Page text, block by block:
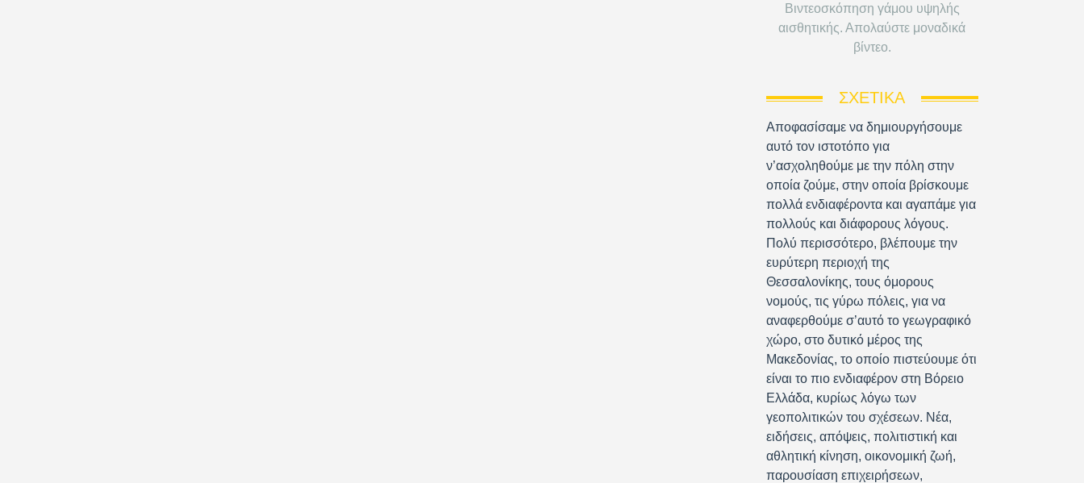
Βιντεοσκόπηση γάμου υψηλής
αισθητικής. Απολαύστε μοναδικά
βίντεο.
ΣΧΕΤΙΚΆ
Αποφασίσαμε να δημιουργήσουμε
αυτό τον ιστοτόπο για
ν’ασχοληθούμε με την πόλη στην
οποία ζούμε, στην οποία βρίσκουμε
πολλά ενδιαφέροντα και αγαπάμε για
πολλούς και διάφορους λόγους.
Πολύ περισσότερο, βλέπουμε την
ευρύτερη περιοχή της
Θεσσαλονίκης, τους όμορους
νομούς, τις γύρω πόλεις, για να
αναφερθούμε σ’αυτό το γεωγραφικό
χώρο, στο δυτικό μέρος της
Μακεδονίας, το οποίο πιστεύουμε ότι
είναι το πιο ενδιαφέρον στη Βόρειο
Ελλάδα, κυρίως λόγω των
γεοπολιτικών του σχέσεων. Νέα,
ειδήσεις, απόψεις, πολιτιστική και
αθλητική κίνηση, οικονομική ζωή,
παρουσίαση επιχειρήσεων,